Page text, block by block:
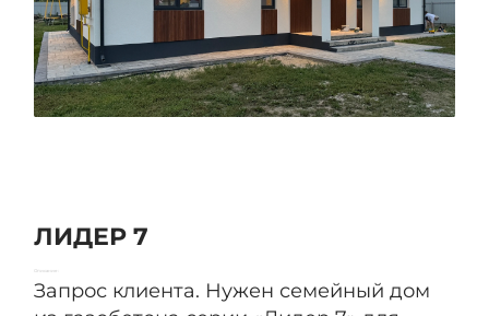
ЛИДЕР 7
Описание:
Запрос клиента. Нужен семейный дом